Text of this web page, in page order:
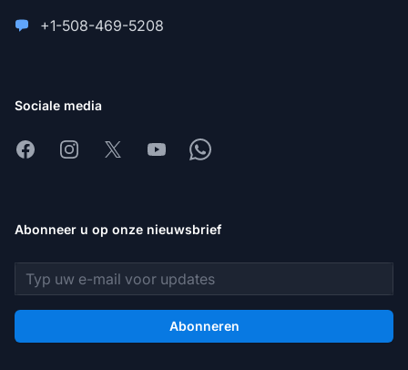
+1-508-469-5208
Sociale media
FacebookInstagram
X YoutubeWhatsapp
Abonneer u op onze nieuwsbrief
E-mailadres
Abonneren